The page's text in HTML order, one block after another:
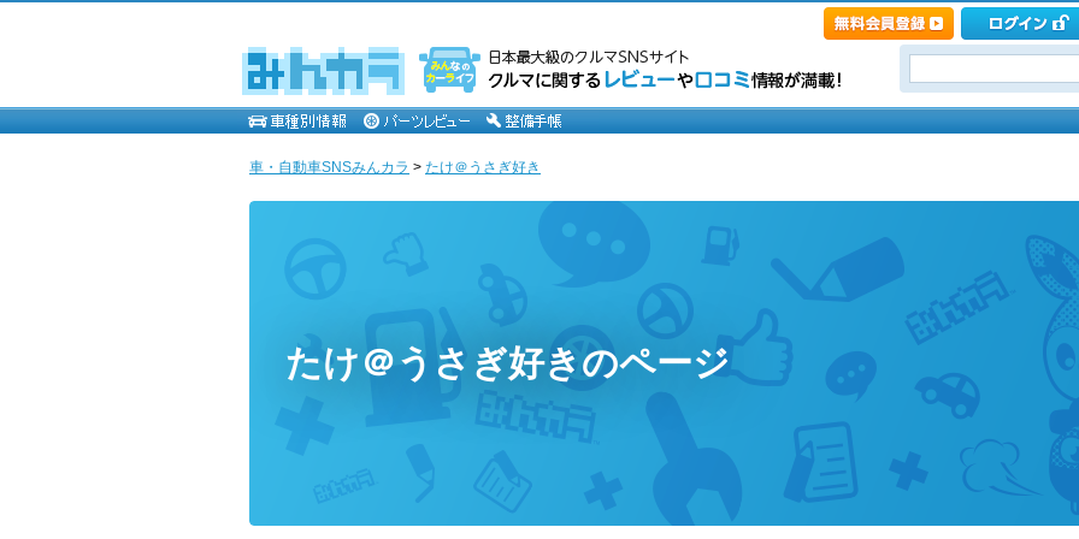
車・自動車SNSみんカラ > たけ＠うさぎ好き
たけ＠うさぎ好きのページ